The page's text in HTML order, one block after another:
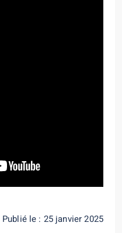
Publié le : 25 janvier 2025